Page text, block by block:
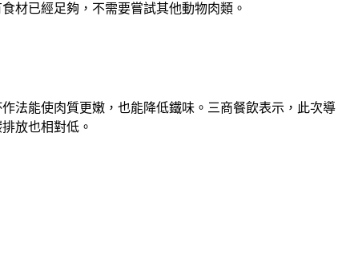
材已經足夠，不需要嘗試其他動物肉類。
法能使肉質更嫩，也能降低鐵味。三商餐飲表示，此次導
放也相對低。